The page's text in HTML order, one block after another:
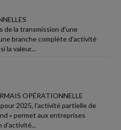
de la transmission d'une
branche complète d'activité
la valeur...
OPÉRATIONNELLE
2025, l'activité partielle de
» permet aux entreprises
d'activité...